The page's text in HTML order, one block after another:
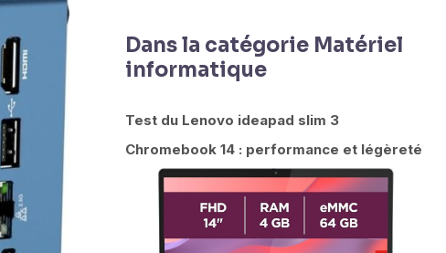
Dans la catégorie Matériel
informatique
Test du Lenovo ideapad slim 3
Chromebook 14 : performance et légèreté